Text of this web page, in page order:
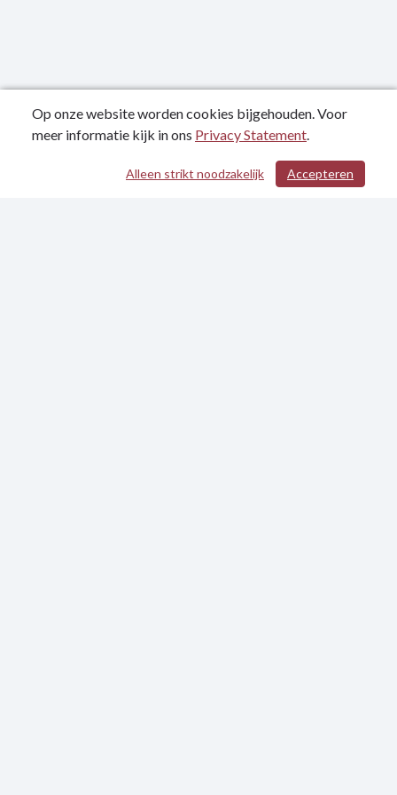
/ 310
Op onze website worden cookies bijgehouden. Voor
meer informatie kijk in ons Privacy Statement.
Accepteren
Alleen strikt noodzakelijk